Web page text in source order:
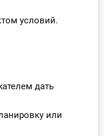
условий.
дать
или